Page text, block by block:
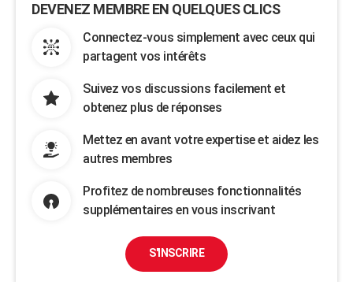
DEVENEZ MEMBRE EN QUELQUES CLICS
Connectez-vous simplement avec ceux qui
partagent vos intérêts
Suivez vos discussions facilement et
obtenez plus de réponses
Mettez en avant votre expertise et aidez les
autres membres
Profitez de nombreuses fonctionnalités
supplémentaires en vous inscrivant
S'INSCRIRE